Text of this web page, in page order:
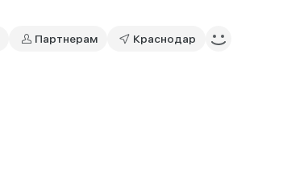
Партнерам Краснодар